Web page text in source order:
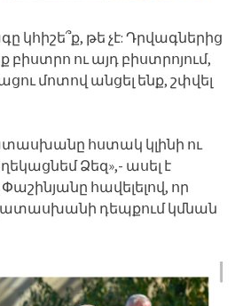
կհիշե՞ք, թե չէ: Դրվագներից
բիստրո ու այդ բիստրոյում,
մոտով անցել ենք, շփվել
հստակ կլինի ու
Ձեզ»,- ասել է
հավելելով, որ
դեպքում կմնան